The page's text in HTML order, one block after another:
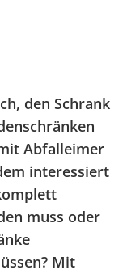
den Schrank
Abfalleimer
interessiert
muss oder
Mit